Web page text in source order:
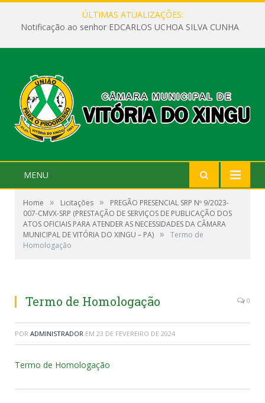
ÚLTIMAS ATUALIZAÇÕES:
Notificação ao senhor EDCARLOS UCHOA SILVA CUNHA
MENU
Home » Licitações »
PREGÃO PRESENCIAL SRP Nº 9/2023-
007-CMVX-SRP (PRESTAÇÃO DE SERVIÇOS DE PUBLICAÇÃO DOS
ATOS OFICIAIS PARA ATENDER AS NECESSIDADES DA CÂMARA
MUNICIPAL DE VITÓRIA DO XINGU – PA) »
Termo de
Homologação
Termo de Homologação 0
POR ADMINISTRADOR EM 23 DE FEVEREIRO DE 2024
Termo de Homologação